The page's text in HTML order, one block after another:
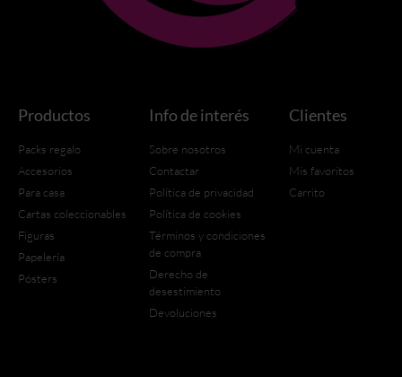
Productos
Packs regalo
Accesorios
Para casa
Cartas coleccionables
Figuras
Papelería
Pósters
Info de interés
Sobre nosotros
Contactar
Política de privacidad
Política de cookies
Términos y condiciones
de compra
Derecho de
desestimiento
Devoluciones
Clientes
Mi cuenta
Mis favoritos
Carrito